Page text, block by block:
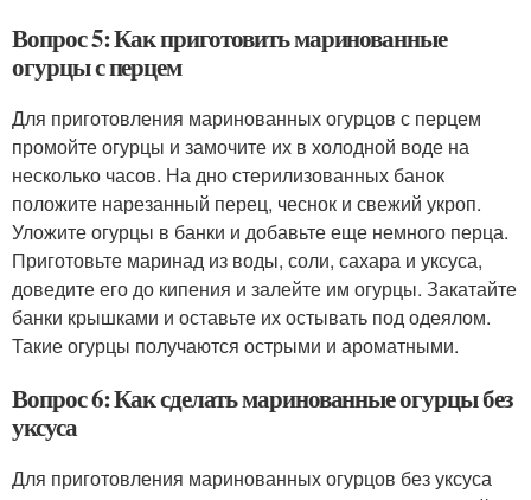
Вопрос 5: Как приготовить маринованные
огурцы с перцем
Для приготовления маринованных огурцов с перцем
промойте огурцы и замочите их в холодной воде на
несколько часов. На дно стерилизованных банок
положите нарезанный перец, чеснок и свежий укроп.
Уложите огурцы в банки и добавьте еще немного перца.
Приготовьте маринад из воды, соли, сахара и уксуса,
доведите его до кипения и залейте им огурцы. Закатайте
банки крышками и оставьте их остывать под одеялом.
Такие огурцы получаются острыми и ароматными.
Вопрос 6: Как сделать маринованные огурцы без
уксуса
Для приготовления маринованных огурцов без уксуса